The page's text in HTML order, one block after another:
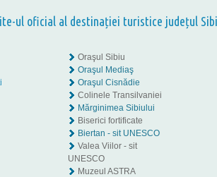
ul oficial al destinației turistice județul
Oraşul Sibiu
Oraşul Mediaş
Oraşul Cisnădie
Colinele Transilvaniei
Mărginimea Sibiului
Biserici fortificate
Biertan - sit UNESCO
Valea Viilor - sit
UNESCO
Muzeul ASTRA